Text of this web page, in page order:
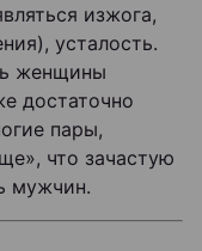
изжога,
усталость.
женщины
достаточно
пары,
что зачастую
мужчин.